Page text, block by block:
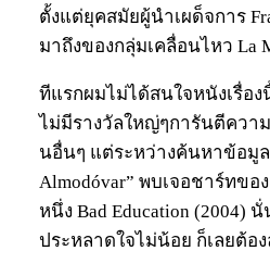
ตั้งแต่ยุคสมัยผู้นำเผด็จการ
มาถึงของกลุ่มเคลื่อนไหว La
ทีแรกผมไม่ได้สนใจหนังเรื่อง
ไม่มีรางวัลใหญ่ๆการันตีควา
นอื่นๆ แต่ระหว่างค้นหาข้อมูล
Almodóvar” พบเจอชาร์ทขอ
หนึ่ง Bad Education (2004)
ประหลาดใจไม่น้อย ก็เลยต้อ